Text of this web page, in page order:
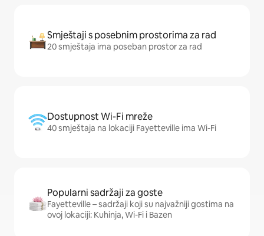
Smještaji s posebnim prostorima za rad
20 smještaja ima poseban prostor za rad
Dostupnost Wi-Fi mreže
40 smještaja na lokaciji Fayetteville ima Wi-Fi
Popularni sadržaji za goste
Fayetteville – sadržaji koji su najvažniji gostima na
ovoj lokaciji: Kuhinja, Wi-Fi i Bazen